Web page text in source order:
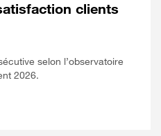
clients
selon l’observatoire
2026.